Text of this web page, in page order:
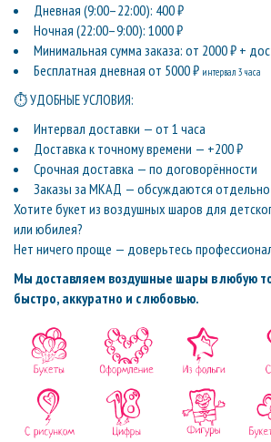
Дневная (9:00–22:00): 400 ₽
Ночная (22:00–9:00): 1000 ₽
Минимальная сумма заказа: от 2000 ₽ +
Бесплатная дневная от 5000 ₽ интервал 3 часа
⏱ УДОБНЫЕ УСЛОВИЯ:
Интервал доставки — от 1 часа
Доставка к точному времени — +200 ₽
Срочная доставка — по договорённости
Заказы за МКАД — обсуждаются отдельно
Хотите букет из воздушных шаров для
или юбилея?
Нет ничего проще — доверьтесь
Мы доставляем воздушные шары в любую
быстро, аккуратно и с любовью.